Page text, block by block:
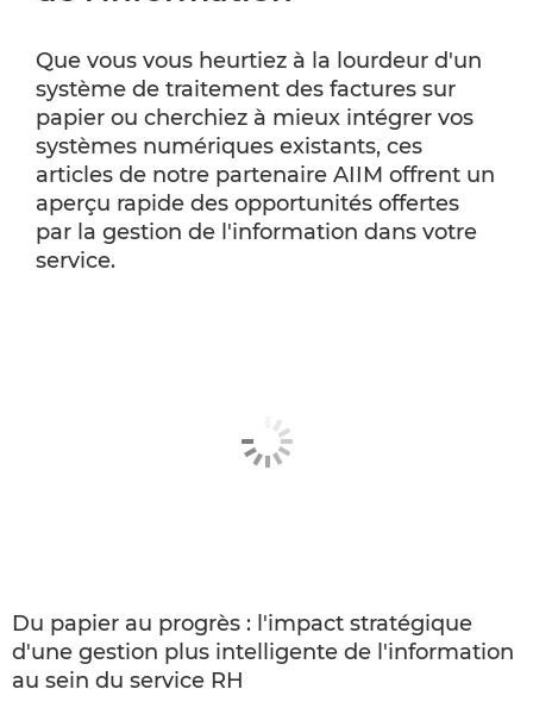
Que vous vous heurtiez à la lourdeur d'un
système de traitement des factures sur
papier ou cherchiez à mieux intégrer vos
systèmes numériques existants, ces
articles de notre partenaire AIIM offrent un
aperçu rapide des opportunités offertes
par la gestion de l'information dans votre
service.
Du papier au progrès : l'impact stratégique
d'une gestion plus intelligente de l'information
au sein du service RH